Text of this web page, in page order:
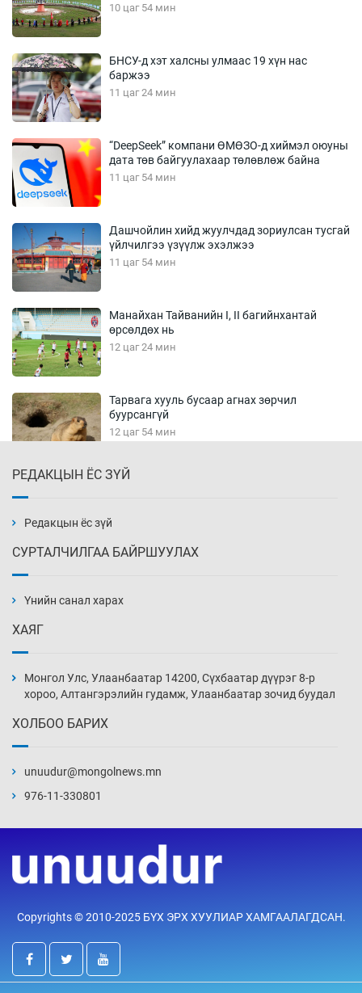
10 цаг 54 мин
БНСУ-д хэт халсны улмаас 19 хүн нас
баржээ
11 цаг 24 мин
“DeepSeek” компани ӨМӨЗО-д хиймэл оюуны
дата төв байгуулахаар төлөвлөж байна
11 цаг 54 мин
Дашчойлин хийд жуулчдад зориулсан тусгай
үйлчилгээ үзүүлж эхэлжээ
11 цаг 54 мин
Манайхан Тайванийн I, II багийнхантай
өрсөлдөх нь
12 цаг 24 мин
Тарвага хууль бусаар агнах зөрчил
буурсангүй
12 цаг 54 мин
13 цаг 24 мин
13 цаг 54 мин
14 цаг 24 мин
хэмжээг шинэчлэн тогтоох нь
15 цаг 24 мин
мөнгө, хүрэл медаль хүртэв
15 цаг 50 мин
РЕДАКЦЫН ЁС ЗҮЙ
Редакцын ёс зүй
СУРТАЛЧИЛГАА БАЙРШУУЛАХ
Үнийн санал харах
ХАЯГ
Монгол Улс, Улаанбаатар 14200, Сүхбаатар дүүрэг 8-р
хороо, Алтангэрэлийн гудамж, Улаанбаатар зочид буудал
ХОЛБОО БАРИХ
unuudur@mongolnews.mn
976-11-330801
Copyrights © 2010-2025 БҮХ ЭРХ ХУУЛИАР ХАМГААЛАГДСАН.